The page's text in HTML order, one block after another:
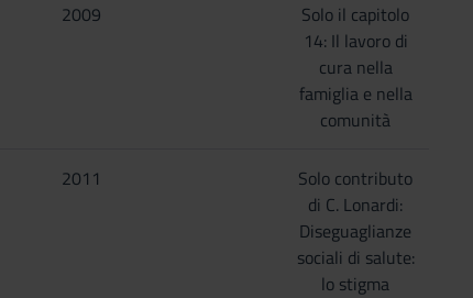
2009
Solo il capitolo
14: Il lavoro di
cura nella
famiglia e nella
comunità
2011
Solo contributo
di C. Lonardi:
Diseguaglianze
sociali di salute:
lo stigma